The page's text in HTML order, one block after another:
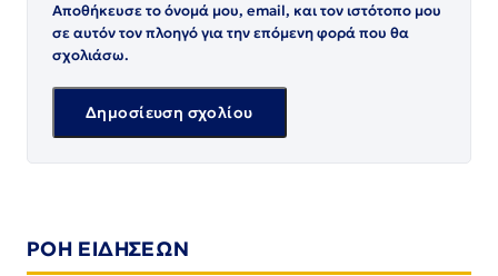
Αποθήκευσε το όνομά μου, email, και τον ιστότοπο μου
σε αυτόν τον πλοηγό για την επόμενη φορά που θα
σχολιάσω.
ΡΟΗ ΕΙΔΗΣΕΩΝ